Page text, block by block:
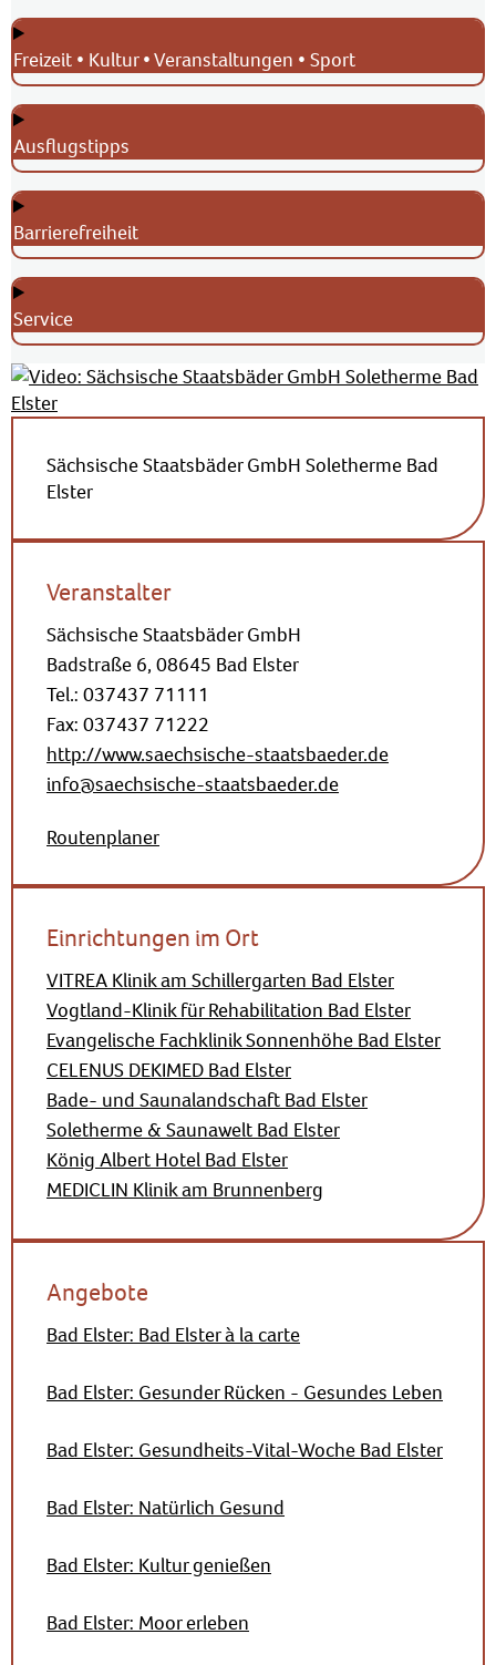
Freizeit • Kultur • Veranstaltungen • Sport
Ausflugstipps
Barrierefreiheit
Service
Sächsische Staatsbäder GmbH Soletherme Bad
Elster
Veranstalter
Sächsische Staatsbäder GmbH
Badstraße 6, 08645 Bad Elster
Tel.: 037437 71111
Fax: 037437 71222
http://www.saechsische-staatsbaeder.de
info@saechsische-staatsbaeder.de
Routenplaner
Einrichtungen im Ort
VITREA Klinik am Schillergarten Bad Elster
Vogtland-Klinik für Rehabilitation Bad Elster
Evangelische Fachklinik Sonnenhöhe Bad Elster
CELENUS DEKIMED Bad Elster
Bade- und Saunalandschaft Bad Elster
Soletherme & Saunawelt Bad Elster
König Albert Hotel Bad Elster
MEDICLIN Klinik am Brunnenberg
Angebote
Bad Elster: Bad Elster à la carte
Bad Elster: Gesunder Rücken - Gesundes Leben
Bad Elster: Gesundheits-Vital-Woche Bad Elster
Bad Elster: Natürlich Gesund
Bad Elster: Kultur genießen
Bad Elster: Moor erleben